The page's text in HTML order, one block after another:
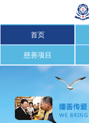
首页
慈善项目